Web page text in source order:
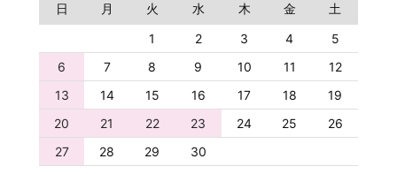
日
月 火 水 木 金
土
1
2 3 4
5
6
7 8 9 10 11
12
13
14 15 16 17 18
19
20
21 22 23 24 25
26
27
28 29 30